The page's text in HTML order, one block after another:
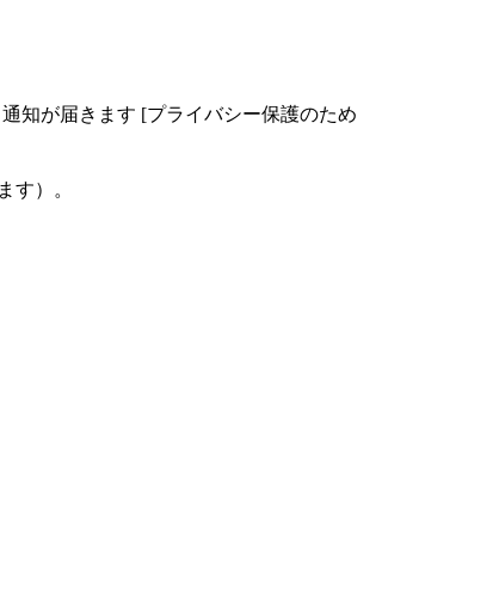
知が届きます [プライバシー保護のため
す）。